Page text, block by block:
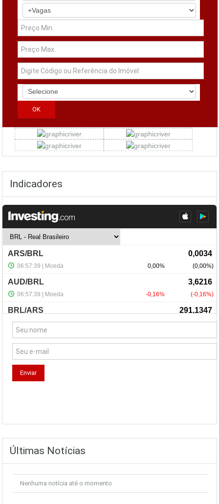
Simuladores
Indicadores
NewsLetter
Últimas Notícias
Nenhuma notícia até o momento